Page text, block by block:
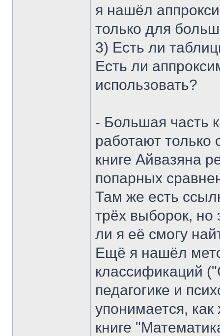
я нашёл
только для
3) Есть ли
Есть ли
использовать?
- Большая часть
работают
книге Айвазяна
попарных
Там же есть
трёх выборок, но
ли я её смогу
Ещё я нашёл
классификаций
педагогике и
упонимается,
книге